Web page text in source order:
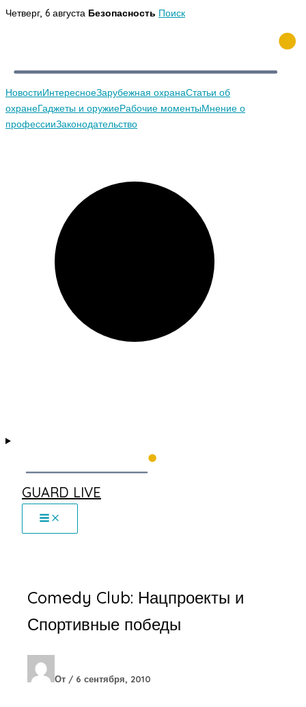
Перейти
Четверг, 6 августа Безопасность Поиск
НовостиИнтересноеЗарубежная охранаСтатьи об
охранеГаджеты и оружиеРабочие моментыМнение о
профессииЗаконодательство
GUARD LIVE
Comedy Club: Нацпроекты и
Спортивные победы
От / 6 сентября, 2010